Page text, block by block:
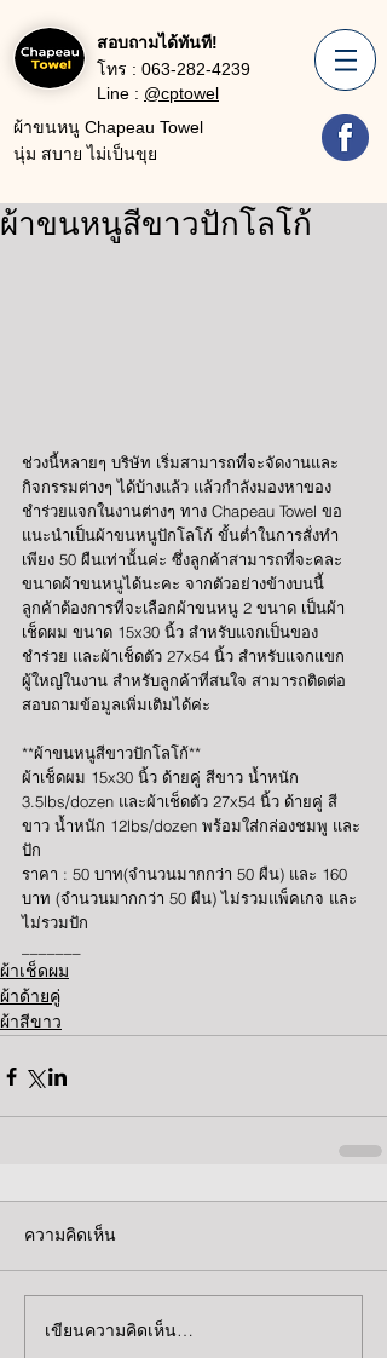
สอบถามได้ทันที!
โทร : 063-282-4239
Line : @cptowel
ผ้าขนหนู Chapeau Towel
นุ่ม สบาย ไม่เป็นขุย
ผ้าขนหนูสีขาวปักโลโก้
ช่วงนี้หลายๆ บริษัท เริ่มสามารถที่จะจัดงานและ
กิจกรรมต่างๆ ได้บ้างแล้ว แล้วกำลังมองหาของ
ชำร่วยแจกในงานต่างๆ ทาง Chapeau Towel ขอ
แนะนำเป็นผ้าขนหนูปักโลโก้ ขั้นต่ำในการสั่งทำ
เพียง 50 ผืนเท่านั้นค่ะ ซึ่งลูกค้าสามารถที่จะคละ
ขนาดผ้าขนหนูได้นะคะ จากตัวอย่างข้างบนนี้
ลูกค้าต้องการที่จะเลือกผ้าขนหนู 2 ขนาด เป็นผ้า
เช็ดผม ขนาด 15x30 นิ้ว สำหรับแจกเป็นของ
ชำร่วย และผ้าเช็ดตัว 27x54 นิ้ว สำหรับแจกแขก
ผู้ใหญ่ในงาน สำหรับลูกค้าที่สนใจ สามารถติดต่อ
สอบถามข้อมูลเพิ่มเติมได้ค่ะ
**ผ้าขนหนูสีขาวปักโลโก้**
ผ้าเช็ดผม 15x30 นิ้ว ด้ายคู่ สีขาว น้ำหนัก
3.5lbs/dozen และผ้าเช็ดตัว 27x54 นิ้ว ด้ายคู่ สี
ขาว น้ำหนัก 12lbs/dozen พร้อมใส่กล่องชมพู และ
ปัก
ราคา : 50 บาท(จำนวนมากกว่า 50 ผืน) และ 160
บาท (จำนวนมากกว่า 50 ผืน) ไม่รวมแพ็คเกจ และ
ไม่รวมปัก
ผ้าเช็ดผม
ผ้าด้ายคู่
ผ้าสีขาว
ความคิดเห็น
เขียนความคิดเห็น…